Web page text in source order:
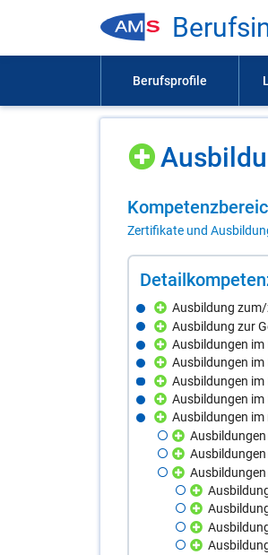
Zertifikate und
Ausbildung
Ausbildung zur
Ausbildungen im
Ausbildungen im
Ausbildungen im
Ausbildungen im
Ausbildungen im